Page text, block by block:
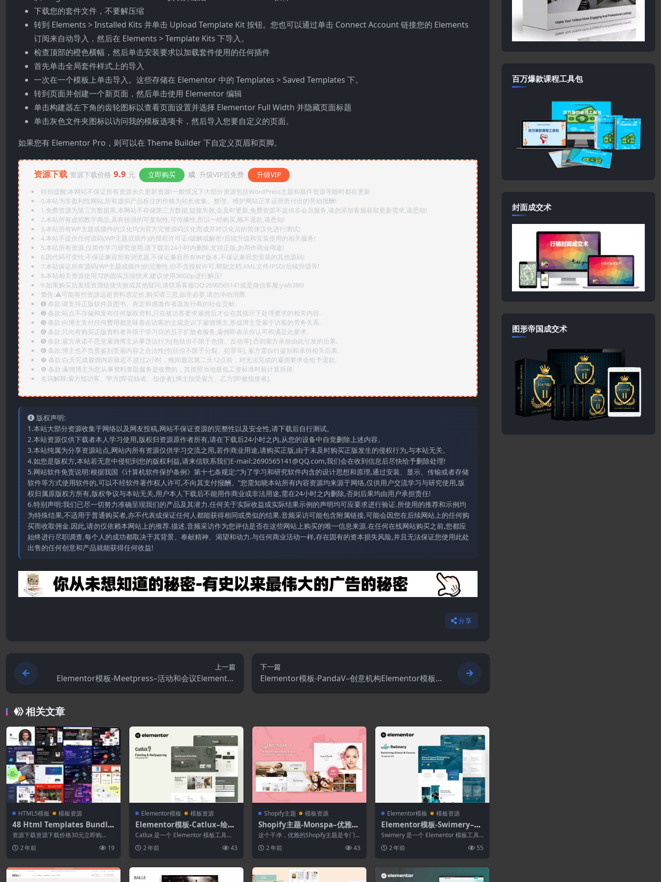
下载您的套件文件，不要解压缩
转到 Elements > Installed Kits 并单击 Upload Template Kit 按钮。您也可以通过单击 Connect Account 链接您的 Elements
订阅来自动导入，然后在 Elements > Template Kits 下导入。
检查顶部的橙色横幅，然后单击安装要求以加载套件使用的任何插件
首先单击全局套件样式上的导入
一次在一个模板上单击导入。这些存储在 Elementor 中的 Templates > Saved Templates 下。
转到页面并创建一个新页面，然后单击使用 Elementor 编辑
单击构建器左下角的齿轮图标以查看页面设置并选择 Elementor Full Width 并隐藏页面标题
单击灰色文件夹图标以访问我的模板选项卡，然后导入您要自定义的页面。
如果您有 Elementor Pro，则可以在 Theme Builder 下自定义页眉和页脚。
资源下载 资源下载价格 9.9 元 立即购买 或 升级VIP后免费 升级VIP
特别提醒:本网站不保证所有资源永久更新资源!一般情况下大部分资源包括WordPress主题和插件资源等随时都在更新
0.本站为非盈利性网站,所有虚拟产品标注的价格为站长收集、整理、维护网站正常运营所付出的劳动报酬!
1.免费资源为第三方数据库,本网站不存储第三方数据,链接失效,会及时更新,免费资源不提供非会员服务,请勿添加客服获取更新需求,请悉知!
2.本站所有虚拟数字商品,具有较强的可复制性,可传播性,所以一经购买,概不退款,请悉知!
3.本站所有WP主题或插件的汉化均为官方完整源码汉化而成并对汉化后的简体汉化进行测试!
4.本站不提供任何源码(WP主题或插件)的授权许可证/破解或解密/后续升级和安装使用的相关服务!
5.本站所有资源,仅用作学习研究使用,请下载后24小时内删除,支持正版,勿用作商业用途!
6.因代码可变性,不保证兼容所有浏览器.不保证兼容所有WP版本.不保证兼容您安装的其他源码!
7.本站保证所有源码(WP主题或插件)的完整性,但不含授权许可.帮助文档.XML文件/PSD/后续升级等!
8.本站相关资源使用7Z的固实压缩技术,建议使用360Zip进行解压!
9.如果购买后发现资源链接失效或其他疑问,请联系客服QQ:2690565141或是微信客服:ywb386!
警告:⚠️可能有些资源远超资料原定价,购买请三思,如非必要,请勿冲动消费.
➊️ 条款:请支持正版软件及图书。肯定和感激作者及发行商的社会贡献.
➋️ 条款:站点不存储和发布任何版权资料,只在被访客要求雇佣后才会在其指示下处理要求的相关内容.
➌️ 条款:向博主支付任何费用都意味着在访客的主观意识下雇佣博主,形成博主受雇于访客的劳务关系.
➍️ 条款:只向有购买正版资料者并限于学习目的且不扩散者服务,雇佣即表示你认可和满足此要求.
➎ 条款:雇方承诺不恶意雇佣博主从事违法行为[包括但不限于色情、反动等],否则雇方承担由此引发的后果.
➏️ 条款:博主也不负责鉴别受雇内容之合法性[包括但不限于分裂、犯罪等], 雇方需自行鉴别和承担相关后果.
❼ 条款:白天完成雇佣内容最迟不超过2小时，晚间最迟第二天12点前，对无法完成的雇佣要求会给予退款.
❽ 条款:雇佣博主为您从事资料查取服务是收费的，其按照当地最低工资标准时薪计算所得.
名词解释:雇方指访客、甲方[即花钱者、指使者],博主指受雇方、乙方[即被指使者].
版权声明:
1.本站大部分资源收集于网络以及网友投稿,网站不保证资源的完整性以及安全性,请下载后自行测试。
2.本站资源仅供下载者本人学习使用,版权归资源原作者所有,请在下载后24小时之内,从您的设备中自觉删除上述内容。
3.本站纯属为分享资源站点,网站内所有资源仅供学习交流之用,若作商业用途,请购买正版,由于未及时购买正版发生的侵权行为,与本站无关。
4.如您是版权方,本站若无意中侵犯到您的版权利益,请来信联系我们E-mail:2690565141@QQ.com,我们会在收到信息后尽快给予删除处理!
5.网站软件免责说明:根据我国《计算机软件保护条例》第十七条规定:“为了学习和研究软件内含的设计思想和原理,通过安装、显示、传输或者存储
软件等方式使用软件的,可以不经软件著作权人许可,不向其支付报酬。”您需知晓本站所有内容资源均来源于网络,仅供用户交流学习与研究使用,版
权归属原版权方所有,版权争议与本站无关,用户本人下载后不能用作商业或非法用途,需在24小时之内删除,否则后果均由用户承担责任!
6.特别声明:我们已尽一切努力准确呈现我们的产品及其潜力.任何关于实际收益或实际结果示例的声明均可应要求进行验证.所使用的推荐和示例均
为特殊结果,不适用于普通购买者,亦不代表或保证任何人都能获得相同或类似的结果.音频采访可能包含附属链接,可能会因您在后续网站上的任何购
买而收取佣金.因此,请勿仅依赖本网站上的推荐.描述.音频采访作为您评估是否在这些网站上购买的唯一信息来源.在任何在线网站购买之前,您都应
始终进行尽职调查.每个人的成功都取决于其背景、奉献精神、渴望和动力.与任何商业活动一样,存在固有的资本损失风险,并且无法保证您使用此处
出售的任何创意和产品就能获得任何收益!
分享
上一篇
Elementor模板-Meetpress–活动和会议Elementor
模板套件
下一篇
Elementor模板-PandaV–创意机构Elementor模板
工具包
相关文章
HTML5模板 模板资源
48 Html Templates Bundle
2024
资源下载资源下载价格30元立即购
2 年前 19
Elementor模板 模板资源
Elementor模板-Catlux–绘画
和墙纸Elementor模板套件
Catlux 是一个 Elementor 模板工具
2 年前 43
Shopify主题 模板资源
Shopify主题-Monspa–优雅养
生和水疗Shopify主题
这个干净，优雅的Shopify主题是专门
超级适...
2 年前 43
Elementor模板 模板资源
Elementor模板-Swimery–游
泳学校和课程Elementor模板
套件
Swimery 是一个 Elementor 模板工具
2 年前 55
百万爆款课程工具包
封面成交术
图形帝国成交术